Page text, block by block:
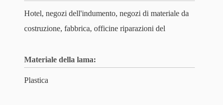
Hotel, negozi dell'indumento, negozi di materiale da
costruzione, fabbrica, officine riparazioni del
Materiale della lama:
Plastica